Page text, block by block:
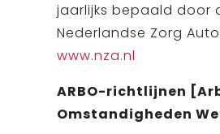
jaarlijks bepaald door
Nederlandse Zorg
www.nza.nl
ARBO-richtlijnen
Omstandigheden